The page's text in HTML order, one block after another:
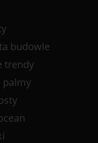
budowle
trendy
palmy